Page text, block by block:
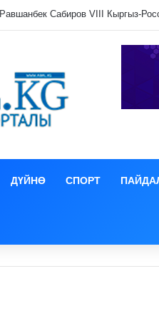
Кыргызстан менен Орусия
ДҮЙНӨ СПОРТ